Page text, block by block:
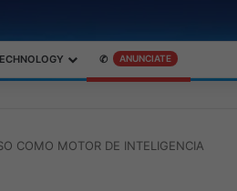
✆ ANUNCIATE
COMO MOTOR DE INTELIGENCIA